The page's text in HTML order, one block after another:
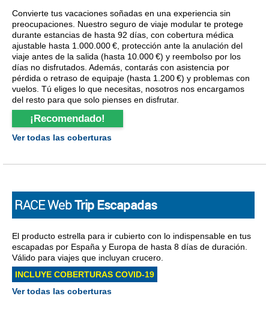
Convierte tus vacaciones soñadas en una experiencia sin
preocupaciones. Nuestro seguro de viaje modular te protege
durante estancias de hasta 92 días, con cobertura médica
ajustable hasta 1.000.000 €, protección ante la anulación del
viaje antes de la salida (hasta 10.000 €) y reembolso por los
días no disfrutados. Además, contarás con asistencia por
pérdida o retraso de equipaje (hasta 1.200 €) y problemas con
vuelos. Tú eliges lo que necesitas, nosotros nos encargamos
del resto para que solo pienses en disfrutar.
¡Recomendado!
Ver todas las coberturas
RACE WebTrip Escapadas
El producto estrella para ir cubierto con lo indispensable en tus
escapadas por España y Europa de hasta 8 días de duración.
Válido para viajes que incluyan crucero.
INCLUYE COBERTURAS COVID-19
Ver todas las coberturas